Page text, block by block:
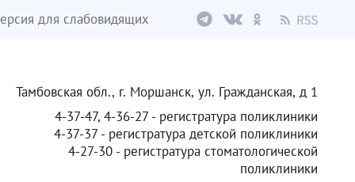
для слабовидящих
Тамбовская обл., г. Моршанск, ул. Гражданская, д 1
4-37-47, 4-36-27 - регистратура поликлиники
4-37-37 - регистратура детской поликлиники
4-27-30 - регистратура стоматологической
поликлиники